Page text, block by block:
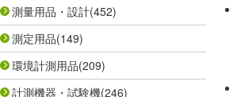
測量用品・設計(452)
測定用品(149)
環境計測用品(209)
計測機器・試験機(246)